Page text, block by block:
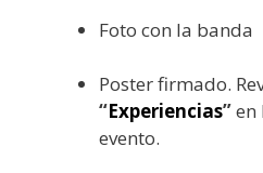
Foto con la banda
Poster firmado.
“Experiencias”en
evento.